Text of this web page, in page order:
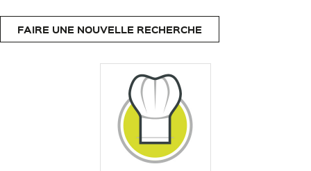
FAIRE UNE NOUVELLE RECHERCHE